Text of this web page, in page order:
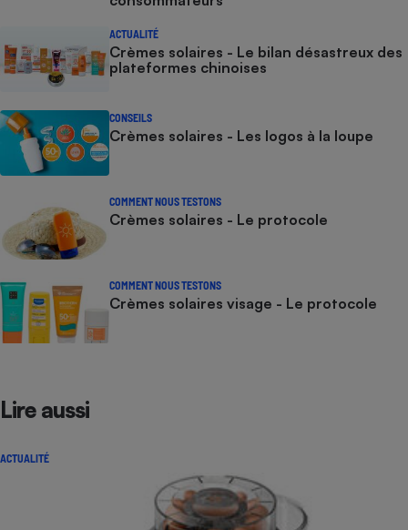
ACTUALITÉ
Crèmes solaires - Le bilan désastreux des
plateformes chinoises
CONSEILS
Crèmes solaires - Les logos à la loupe
COMMENT NOUS TESTONS
Crèmes solaires - Le protocole
COMMENT NOUS TESTONS
Crèmes solaires visage - Le protocole
Lire aussi
ACTUALITÉ